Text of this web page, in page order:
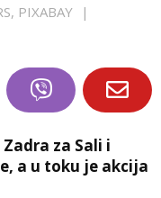
PIXABAY
|
za Sali i
a u toku je akcija